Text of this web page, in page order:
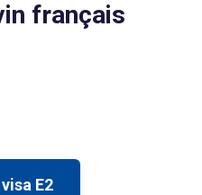
français
E2